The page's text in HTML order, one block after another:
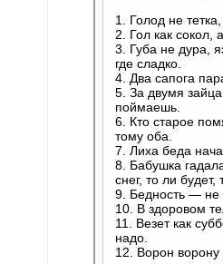
1. Голод не
2. Гол как сокол,
3. Губа не дура,
где сладко.
4. Два сапога
5. За двумя
поймаешь.
6. Кто старое
тому оба.
7. Лиха беда
8. Бабушка
снег, то ли будет,
9. Бедность — не
10. В здоровом
11. Везет как
надо.
12. Ворон ворону